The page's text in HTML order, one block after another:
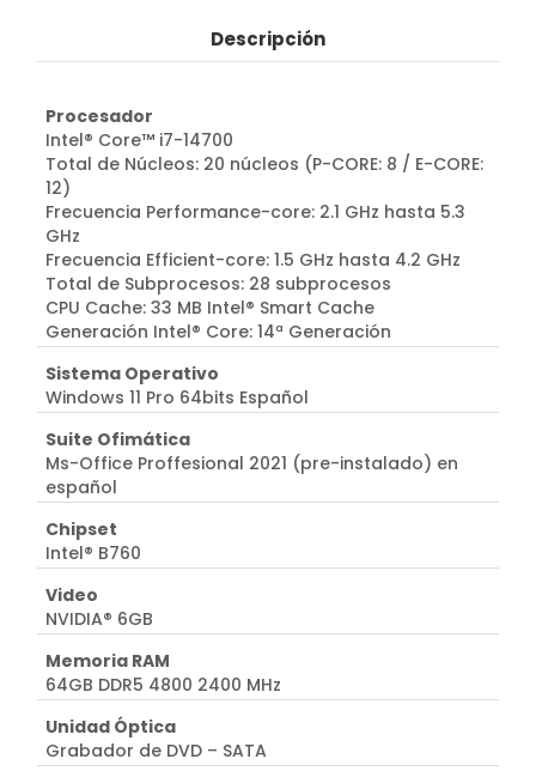
Descripción
Procesador
Intel® Core™ i7-14700
Total de Núcleos: 20 núcleos (P-CORE: 8 / E-CORE:
12)
Frecuencia Performance-core: 2.1 GHz hasta 5.3
GHz
Frecuencia Efficient-core: 1.5 GHz hasta 4.2 GHz
Total de Subprocesos: 28 subprocesos
CPU Cache: 33 MB Intel® Smart Cache
Generación Intel® Core: 14ª Generación
Sistema Operativo
Windows 11 Pro 64bits Español
Suite Ofimática
Ms-Office Proffesional 2021 (pre-instalado) en
español
Chipset
Intel® B760
Video
NVIDIA® 6GB
Memoria RAM
64GB DDR5 4800 2400 MHz
Unidad Óptica
Grabador de DVD – SATA